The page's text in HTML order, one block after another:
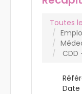
Toutes
CDD
Date